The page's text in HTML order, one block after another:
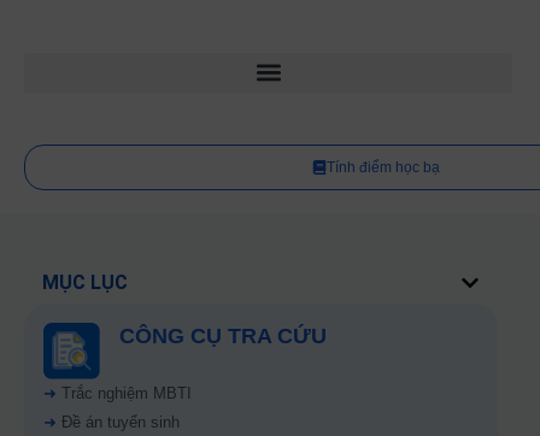
Tính điểm học bạ
MỤC LỤC
CÔNG CỤ TRA CỨU
➜ Trắc nghiệm MBTI
➜ Đề án tuyển sinh